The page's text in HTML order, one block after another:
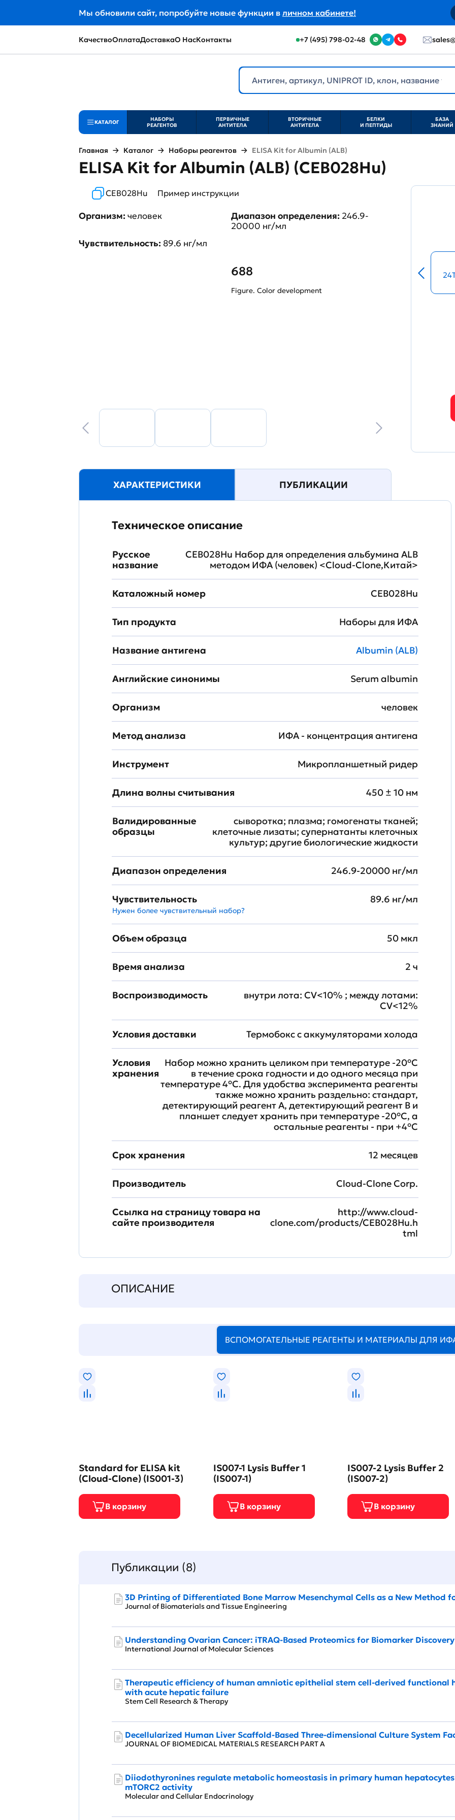
Мы обновили сайт, попробуйте новые функции в личном кабинете!
КачествоОплатаДоставкаО НасКонтакты +7 (495) 798-02-48
КАТАЛОГ
НАБОРЫ
РЕАГЕНТОВ
ПЕРВИЧНЫЕ
АНТИТЕЛА
ВТОРИЧНЫЕ
АНТИТЕЛА
БЕЛКИ
И ПЕПТИДЫ
БАЗА
ЗНАНИЙ
Главная Каталог Наборы реагентов ELISA Kit for Albumin (ALB)
ELISA Kit for Albumin (ALB) (CEB028Hu)
CEB028Hu Пример инструкции
Организм:человек Диапазон определения: 246.9-
20000 нг/мл
Чувствительность: 89.6 нг/мл
688
Figure. Color development
ХАРАКТЕРИСТИКИ ПУБЛИКАЦИИ
Техническое описание
Русское
название
CEB028Hu Набор для определения альбумина ALB
методом ИФА (человек) <Cloud-Clone,Китай>
Каталожный номер CEB028Hu
Тип продукта Наборы для ИФА
Название антигена Albumin (ALB)
Английские синонимы Serum albumin
Организм человек
Метод анализа ИФА - концентрация антигена
Инструмент Микропланшетный ридер
Длина волны считывания 450 ± 10 нм
Валидированные
образцы
сыворотка; плазма; гомогенаты тканей;
клеточные лизаты; супернатанты клеточных
культур; другие биологические жидкости
Диапазон определения 246.9-20000 нг/мл
Чувствительность
Нужен более чувствительный набор?
89.6 нг/мл
Объем образца 50 мкл
Время анализа 2 ч
Воспроизводимость
внутри лота: CV<10% ; между лотами:
CV<12%
Условия доставки Термобокс с аккумуляторами холода
Условия
хранения
Набор можно хранить целиком при температуре -20°C
в течение срока годности и до одного месяца при
температуре 4°C. Для удобства эксперимента реагенты
также можно хранить раздельно: стандарт,
детектирующий реагент A, детектирующий реагент B и
планшет следует хранить при температуре -20°C, а
остальные реагенты - при +4°С
Срок хранения 12 месяцев
Производитель Cloud-Clone Corp.
Ссылка на страницу товара на
сайте производителя
http://www.cloud-
clone.com/products/CEB028Hu.h
tml
ОПИСАНИЕ
ВСПОМОГАТЕЛЬНЫЕ РЕАГЕНТЫ И МАТЕРИАЛЫ ДЛЯ
Standard for ELISA kit
(Cloud-Clone) (IS001-3)
IS007-1 Lysis Buffer 1
(IS007-1)
IS007-2 Lysis Buffer 2
(IS007-2)
Публикации (8)
3D Printing of Differentiated Bone Marrow Mesenchymal Cells as a New Method
Journal of Biomaterials and Tissue Engineering
Understanding Ovarian Cancer: iTRAQ-Based Proteomics for Biomarker Discovery
International Journal of Molecular Sciences
Therapeutic efficiency of human amniotic epithelial stem cell-derived functional
with acute hepatic failure
Stem Cell Research & Therapy
Decellularized Human Liver Scaffold‐Based Three‐dimensional Culture System
JOURNAL OF BIOMEDICAL MATERIALS RESEARCH PART A
Diiodothyronines regulate metabolic homeostasis in primary human
mTORC2 activity
Molecular and Cellular Endocrinology